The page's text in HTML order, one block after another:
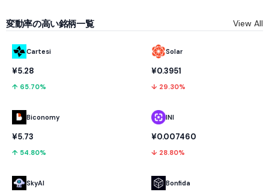
変動率の高い銘柄一覧 View All
Cartesi
¥5.28
↑ 65.70%
Biconomy
¥5.73
↑ 54.80%
SkyAI
Solar
¥0.3951
↓ 29.30%
INI
¥0.007460
↓ 28.80%
Bonfida